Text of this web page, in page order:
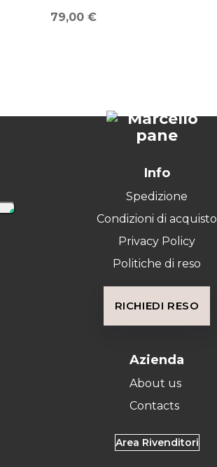
79,00 €
Info
Spedizione
Condizioni di acquisto
Privacy Policy
Politiche di reso
RICHIEDI RESO
Azienda
About us
Contacts
Area Rivenditori